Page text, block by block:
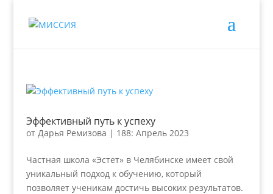
Эффективный путь к успеху
от Дарья Ремизова | 188: Апрель 2023
Частная школа «Эстет» в Челябинске имеет свой
уникальный подход к обучению, который
позволяет ученикам достичь высоких результатов.